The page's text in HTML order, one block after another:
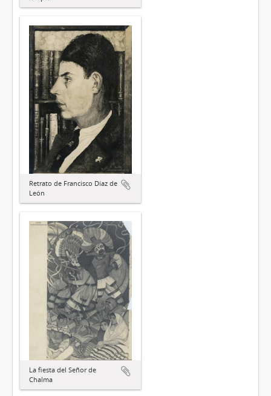
Retrato de Francisco Díaz de
León
La fiesta del Señor de
Chalma